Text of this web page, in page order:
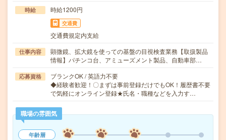
時給 時給1200円
交通費
交通費規定内支給
仕事内容
顕微鏡、拡大鏡を使っての基盤の目視検査業務【取扱製品
情報】パチンコ台、アミューズメント製品、自動車部…
応募資格
ブランクOK / 英語力不要
◆経験者歓迎！〇まずは事前登録だけでもOK！履歴書不要
で気軽にオンライン登録★氏名・職種などを入力す…
職場の雰囲気
年齢層